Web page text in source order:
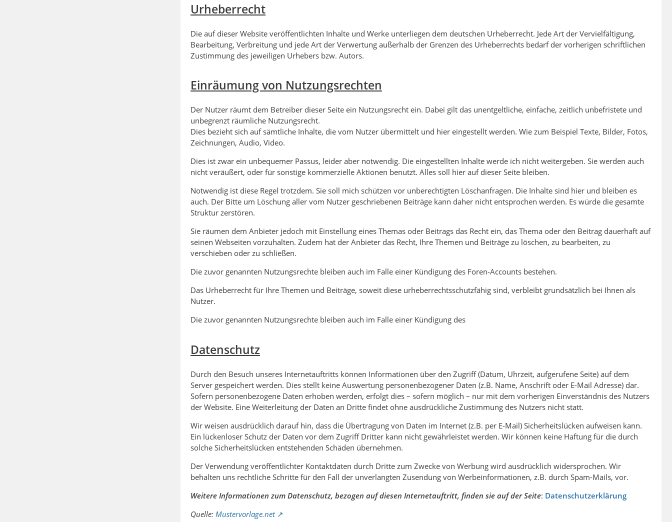
Urheberrecht
Die auf dieser Website veröffentlichten Inhalte und Werke unterliegen dem deutschen Urheberrecht. Jede Art der Vervielfältigung,
Bearbeitung, Verbreitung und jede Art der Verwertung außerhalb der Grenzen des Urheberrechts bedarf der vorherigen schriftlichen
Zustimmung des jeweiligen Urhebers bzw. Autors.
Einräumung von Nutzungsrechten
Der Nutzer räumt dem Betreiber dieser Seite ein Nutzungsrecht ein. Dabei gilt das unentgeltliche, einfache, zeitlich unbefristete und
unbegrenzt räumliche Nutzungsrecht.
Dies bezieht sich auf sämtliche Inhalte, die vom Nutzer übermittelt und hier eingestellt werden. Wie zum Beispiel Texte, Bilder, Fotos,
Zeichnungen, Audio, Video.
Dies ist zwar ein unbequemer Passus, leider aber notwendig. Die eingestellten Inhalte werde ich nicht weitergeben. Sie werden auch
nicht veräußert, oder für sonstige kommerzielle Aktionen benutzt. Alles soll hier auf dieser Seite bleiben.
Notwendig ist diese Regel trotzdem. Sie soll mich schützen vor unberechtigten Löschanfragen. Die Inhalte sind hier und bleiben es
auch. Der Bitte um Löschung aller vom Nutzer geschriebenen Beiträge kann daher nicht entsprochen werden. Es würde die gesamte
Struktur zerstören.
Sie räumen dem Anbieter jedoch mit Einstellung eines Themas oder Beitrags das Recht ein, das Thema oder den Beitrag dauerhaft auf
seinen Webseiten vorzuhalten. Zudem hat der Anbieter das Recht, Ihre Themen und Beiträge zu löschen, zu bearbeiten, zu
verschieben oder zu schließen.
Die zuvor genannten Nutzungsrechte bleiben auch im Falle einer Kündigung des Foren-Accounts bestehen.
Das Urheberrecht für Ihre Themen und Beiträge, soweit diese urheberrechtsschutzfähig sind, verbleibt grundsätzlich bei Ihnen als
Nutzer.
Die zuvor genannten Nutzungsrechte bleiben auch im Falle einer Kündigung des
Datenschutz
Durch den Besuch unseres Internetauftritts können Informationen über den Zugriff (Datum, Uhrzeit, aufgerufene Seite) auf dem
Server gespeichert werden. Dies stellt keine Auswertung personenbezogener Daten (z.B. Name, Anschrift oder E-Mail Adresse) dar.
Sofern personenbezogene Daten erhoben werden, erfolgt dies – sofern möglich – nur mit dem vorherigen Einverständnis des Nutzers
der Website. Eine Weiterleitung der Daten an Dritte findet ohne ausdrückliche Zustimmung des Nutzers nicht statt.
Wir weisen ausdrücklich darauf hin, dass die Übertragung von Daten im Internet (z.B. per E-Mail) Sicherheitslücken aufweisen kann.
Ein lückenloser Schutz der Daten vor dem Zugriff Dritter kann nicht gewährleistet werden. Wir können keine Haftung für die durch
solche Sicherheitslücken entstehenden Schäden übernehmen.
Der Verwendung veröffentlichter Kontaktdaten durch Dritte zum Zwecke von Werbung wird ausdrücklich widersprochen. Wir
behalten uns rechtliche Schritte für den Fall der unverlangten Zusendung von Werbeinformationen, z.B. durch Spam-Mails, vor.
Weitere Informationen zum Datenschutz, bezogen auf diesen Internetauftritt, finden sie auf der Seite: Datenschutzerklärung
Quelle: Mustervorlage.net